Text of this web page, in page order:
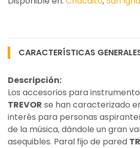
CARACTERÍSTICAS
Descripción:
Los accesorios para
TREVOR se han caracterizado
interés para personas
de la música, dándole un gran
asequibles. Paral fijo de pared